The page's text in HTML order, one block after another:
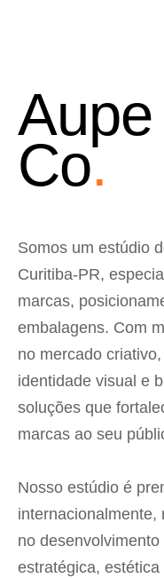
Co.
Somos um estúdio
Curitiba-PR,
marcas,
embalagens. Com
no mercado
identidade visual e
soluções que
marcas ao seu
Nosso estúdio é
internacionalmente,
no
estratégica,